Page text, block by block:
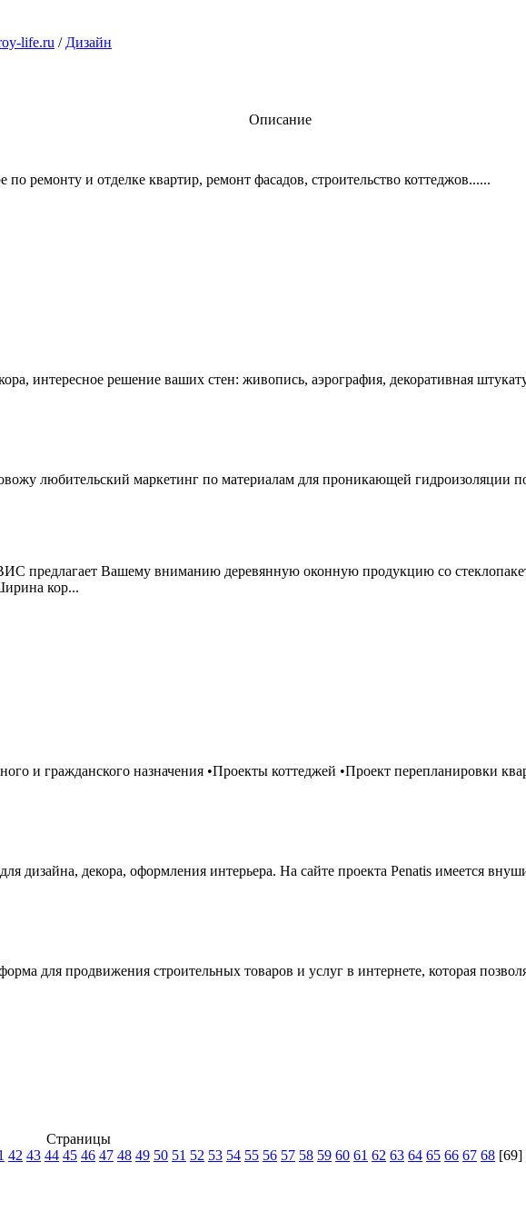
life.ru / Дизайн
Описание
и отделке квартир, ремонт фасадов, строительство коттеджов......
интересное решение ваших стен: живопись, аэрография, декоративная
любительский маркетинг по материалам для проникающей гидроизоляции
предлагает Вашему вниманию деревянную оконную продукцию со
кор...
и гражданского назначения •Проекты коттеджей •Проект перепланировки
дизайна, декора, оформления интерьера. На сайте проекта Penatis имеется
для продвижения строительных товаров и услуг в интернете, которая
Страницы
42 43 44 45 46 47 48 49 50 51 52 53 54 55 56 57 58 59 60 61 62 63 64 65 66 67 68 [69]